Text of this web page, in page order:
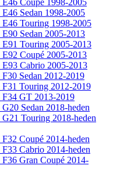
Coupé 1998-2005
Sedan 1998-2005
Touring 1998-2005
Sedan 2005-2013
Touring 2005-2013
Coupé 2005-2013
Cabrio 2005-2013
Sedan 2012-2019
Touring 2012-2019
GT 2013-2019
Sedan 2018-heden
Touring 2018-heden
Coupé 2014-heden
Cabrio 2014-heden
Gran Coupé 2014-